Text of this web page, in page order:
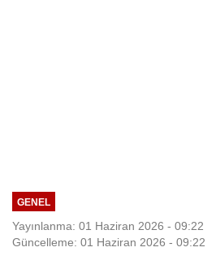
GENEL
Yayınlanma: 01 Haziran 2026 - 09:22
Güncelleme: 01 Haziran 2026 - 09:22